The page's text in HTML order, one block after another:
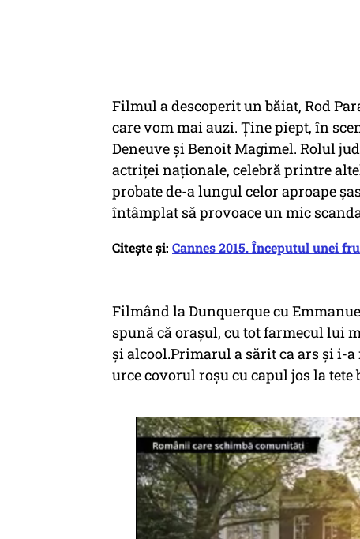
Filmul a descoperit un băiat, Rod
care vom mai auzi. Ține piept, în
Deneuve și Benoit Magimel. Rolul
actriței naționale, celebră printre
probate de-a lungul celor aproape
întâmplat să provoace un mic
Citește și: Cannes 2015. Începutul unei
Filmând la Dunquerque cu
spună că orașul, cu tot farmecul lui
și alcool.Primarul a sărit ca ars și i-
urce covorul roșu cu capul jos la